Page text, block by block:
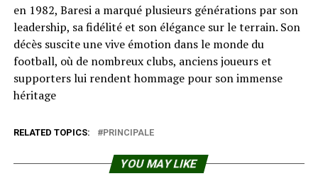
en 1982, Baresi a marqué plusieurs générations par son
leadership, sa fidélité et son élégance sur le terrain. Son
décès suscite une vive émotion dans le monde du
football, où de nombreux clubs, anciens joueurs et
supporters lui rendent hommage pour son immense
héritage
RELATED TOPICS: PRINCIPALE
YOU MAY LIKE